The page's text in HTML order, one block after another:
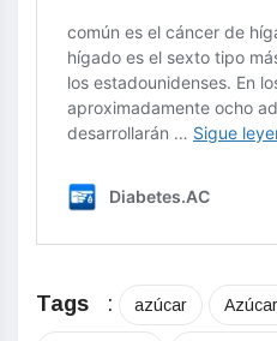
Tags : azúcar